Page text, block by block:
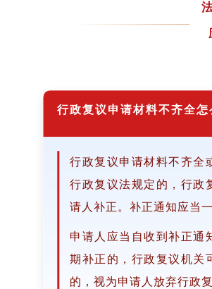
行政复议申请材料不齐全怎
行政复议申请材料不齐全
行政复议法规定的，行政
请人补正。补正通知应当
申请人应当自收到补正通
期补正的，行政复议机关
的，视为申请人放弃行政